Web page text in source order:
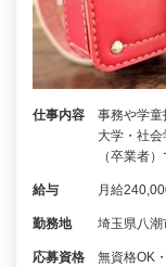
仕事内容
事務や学童
大学・社
（卒業者
給与 月給
勤務地 埼玉県八
応募資格
無資格OK